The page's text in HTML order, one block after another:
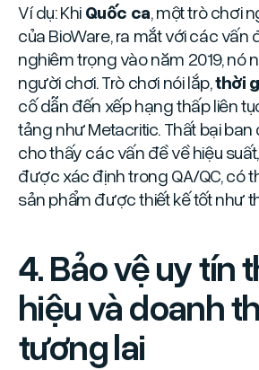
Ví dụ: Khi Quốc ca, một trò chơi
của BioWare, ra mắt với các vấn
nghiêm trọng vào năm 2019, nó
người chơi. Trò chơi nói lắp,thời
cố dẫn đến xếp hạng thấp liên
tảng như Metacritic. Thất bại
cho thấy các vấn đề về hiệu
được xác định trong QA/QC, có
sản phẩm được thiết kế tốt như
4. Bảo vệ uy tín
hiệu và doanh
tương lai